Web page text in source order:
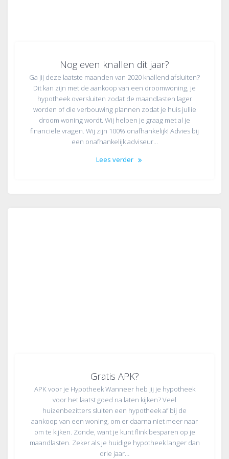
Nog even knallen dit jaar?
Ga jij deze laatste maanden van 2020 knallend afsluiten?
Dit kan zijn met de aankoop van een droomwoning, je
hypotheek oversluiten zodat de maandlasten lager
worden of die verbouwing plannen zodat je huis jullie
droom woning wordt. Wij helpen je graag met al je
financiële vragen. Wij zijn 100% onafhankelijk! Advies bij
een onafhankelijk adviseur…
Lees verder
Gratis APK?
APK voor je Hypotheek Wanneer heb jij je hypotheek
voor het laatst goed na laten kijken? Veel
huizenbezitters sluiten een hypotheek af bij de
aankoop van een woning, om er daarna niet meer naar
om te kijken. Zonde, want je kunt flink besparen op je
maandlasten. Zeker als je huidige hypotheek langer dan
drie jaar…